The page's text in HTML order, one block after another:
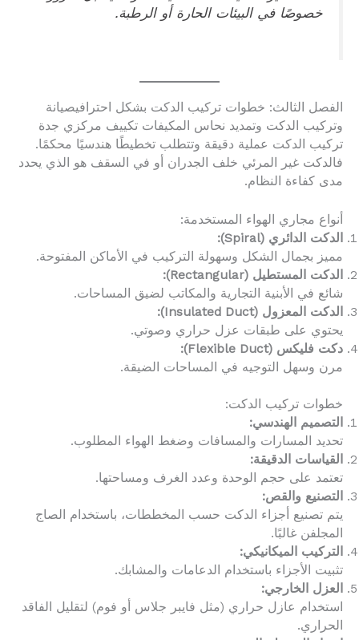
خصوصًا في البيئات الحارة أو الرطبة.
الفصل الثالث: خطوات تركيب الدكت بشكل احترافيصيانة
وتركيب الدكت وتمديد نحاس المكيفات تكييف مركزي جدة
تركيب الدكت عملية دقيقة وتتطلب تخطيطًا هندسيًا محكمًا.
فالدكت غير المرئي خلف الجدران أو في السقف هو الذي يحدد
مدى كفاءة النظام.
أنواع مجاري الهواء المستخدمة:
الدكت الدائري (Spiral):
مميز بجمال الشكل وسهولة التركيب في الأماكن المفتوحة.
الدكت المستطيل (Rectangular):
شائع في الأبنية التجارية والمكاتب لضيق المساحات.
الدكت المعزول (Insulated Duct):
يحتوي على طبقات عزل حراري وصوتي.
دكت فليكس (Flexible Duct):
مرن وسهل التوجيه في المساحات الضيقة.
خطوات تركيب الدكت:
التصميم الهندسي:
تحديد المسارات والمسافات وضغط الهواء المطلوب.
القياسات الدقيقة:
تعتمد على حجم الوحدة وعدد الغرف ومساحتها.
التصنيع والقص:
يتم تصنيع أجزاء الدكت حسب المخططات، باستخدام الصاج
المجلفن غالبًا.
التركيب الميكانيكي:
تثبيت الأجزاء باستخدام الدعامات والمشابك.
العزل الخارجي:
استخدام عازل حراري (مثل فايبر جلاس أو فوم) لتقليل الفاقد
الحراري.